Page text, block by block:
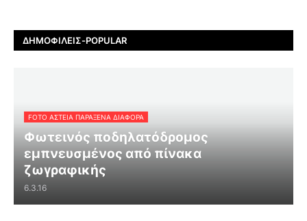
ΔΗΜΟΦΙΛΕΊΣ-POPULAR
FOTO ΑΣΤΕΙΑ ΠΑΡΑΞΕΝΑ ΔΙΑΦΟΡΑ
Φωτεινός ποδηλατόδρομος
εμπνευσμένος από πίνακα
ζωγραφικής
6.3.16